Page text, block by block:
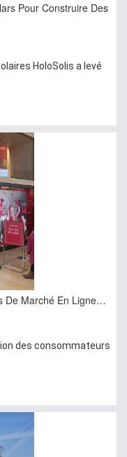
Pour Construire Des
HoloSolis a levé
De Marché En Ligne…
des consommateurs